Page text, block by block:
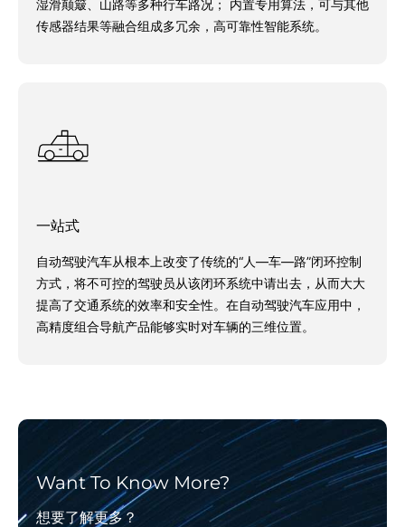
湿滑颠簸、山路等多种行车路况； 内置专用算法，可与其他
传感器结果等融合组成多冗余，高可靠性智能系统。
一站式
自动驾驶汽车从根本上改变了传统的“人—车—路”闭环控制
方式，将不可控的驾驶员从该闭环系统中请出去，从而大大
提高了交通系统的效率和安全性。在自动驾驶汽车应用中，
高精度组合导航产品能够实时对车辆的三维位置。
Want To Know More?
想要了解更多？